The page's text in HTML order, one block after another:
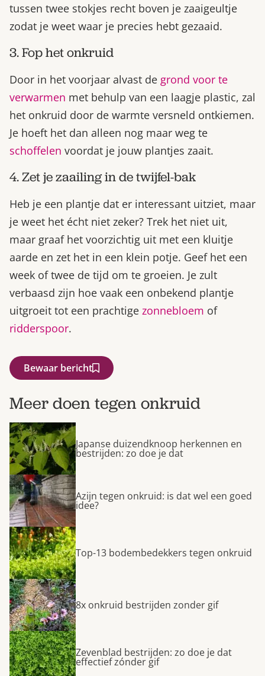
tussen twee stokjes recht boven je zaaigeultje
zodat je weet waar je precies hebt gezaaid.
3. Fop het onkruid
Door in het voorjaar alvast de grond voor te
verwarmen met behulp van een laagje plastic, zal
het onkruid door de warmte versneld ontkiemen.
Je hoeft het dan alleen nog maar weg te
schoffelen voordat je jouw plantjes zaait.
4. Zet je zaailing in de twijfel-bak
Heb je een plantje dat er interessant uitziet, maar
je weet het écht niet zeker? Trek het niet uit,
maar graaf het voorzichtig uit met een kluitje
aarde en zet het in een klein potje. Geef het een
week of twee de tijd om te groeien. Je zult
verbaasd zijn hoe vaak een onbekend plantje
uitgroeit tot een prachtige zonnebloem of
ridderspoor.
Bewaar bericht
Meer doen tegen onkruid
Japanse duizendknoop herkennen en
bestrijden: zo doe je dat
Azijn tegen onkruid: is dat wel een goed
idee?
Top-13 bodembedekkers tegen onkruid
8x onkruid bestrijden zonder gif
Zevenblad bestrijden: zo doe je dat
effectief zónder gif